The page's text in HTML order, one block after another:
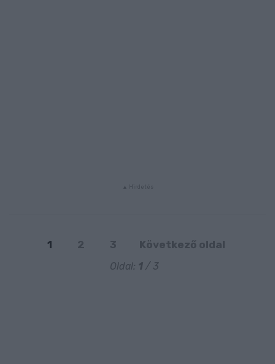
1 2 3 Következő oldal
Oldal: 1 / 3